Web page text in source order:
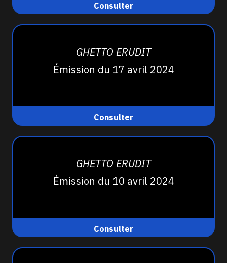
Consulter
GHETTO ERUDIT
Émission du 17 avril 2024
Consulter
GHETTO ERUDIT
Émission du 10 avril 2024
Consulter